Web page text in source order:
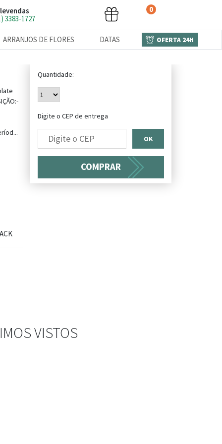
3383-1727
0
ARRANJOS DE FLORES DATAS OFERTA 24H
Quantidade:
Digite o CEP de entrega
OK
COMPRAR
VISTOS